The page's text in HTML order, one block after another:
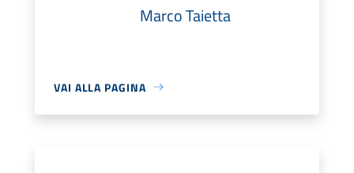
Marco Taietta
VAI ALLA PAGINA